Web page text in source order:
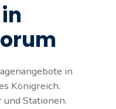
in
Königreich.
Stationen.